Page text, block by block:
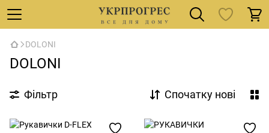
DOLONI
DOLONI
Фільтр Спочатку нові